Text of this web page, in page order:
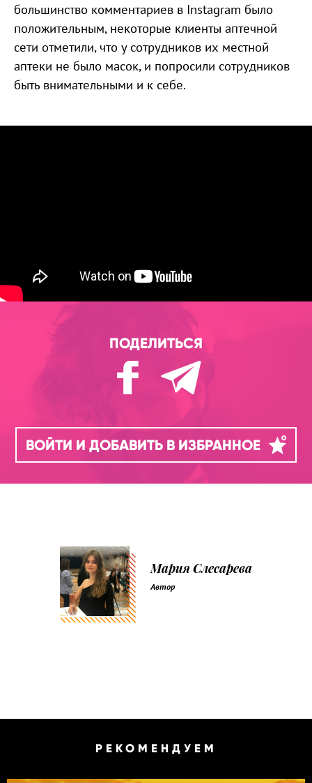
большинство комментариев в Instagram было
положительным, некоторые клиенты аптечной
сети отметили, что у сотрудников их местной
аптеки не было масок, и попросили сотрудников
быть внимательными и к себе.
ПОДЕЛИТЬСЯ
ВОЙТИ И ДОБАВИТЬ В ИЗБРАННОЕ
Мария Слесарева
Автор
РЕКОМЕНДУЕМ